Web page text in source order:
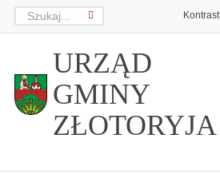
Kontrast
URZĄD
GMINY
ZŁOTORYJA